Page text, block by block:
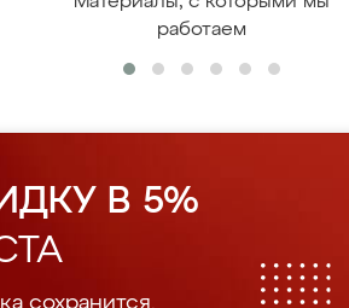
работаем
В 5%
сохранится.